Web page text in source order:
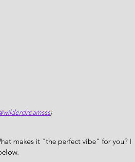
)
makes it "the perfect vibe" for you? I